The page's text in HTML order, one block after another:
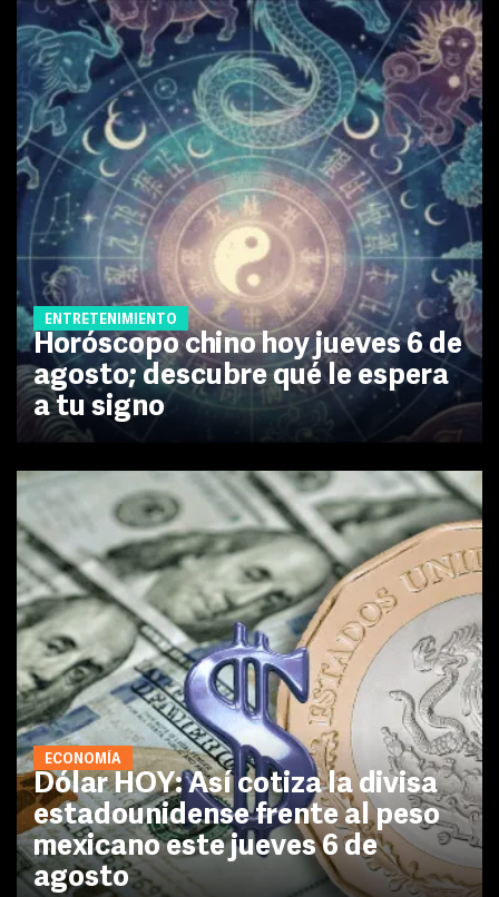
ENTRETENIMIENTO
Horóscopo chino hoy jueves 6 de
agosto; descubre qué le espera
a tu signo
ECONOMÍA
Dólar HOY: Así cotiza la divisa
estadounidense frente al peso
mexicano este jueves 6 de
agosto